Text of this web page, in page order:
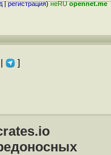
|регистрация)неRUopennet.me
]